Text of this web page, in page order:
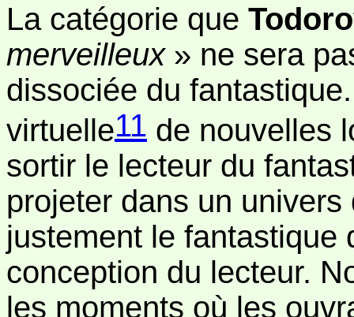
La catégorie que
merveilleux» ne sera
dissociée du
virtuelle11 de nouvelles
sortir le lecteur du
projeter dans un
justement le fantastique
conception du lecteur.
les moments où les